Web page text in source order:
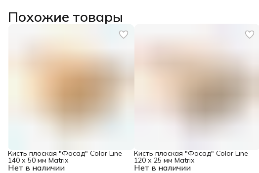
Похожие товары
Нет в наличии
Кисть плоская "Фасад" Color Line
140 х 50 мм Matrix
Нет в наличии
Кисть плоская "Фасад" Color Line
120 х 25 мм Matrix